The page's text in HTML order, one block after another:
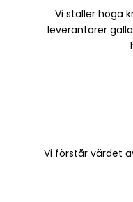
Vi ställer höga
leverantörer
Vi förstår värdet